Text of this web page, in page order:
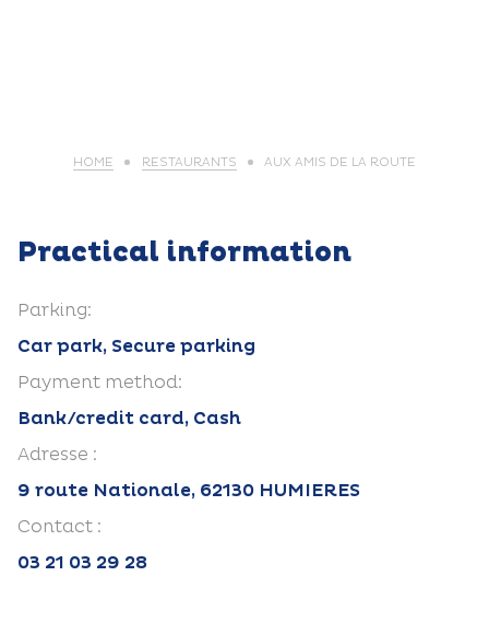
HOME RESTAURANTS AUX AMIS DE LA ROUTE
Practical information
Parking:
Car park, Secure parking
Payment method:
Bank/credit card, Cash
Adresse :
9 route Nationale, 62130 HUMIERES
Contact :
03 21 03 29 28